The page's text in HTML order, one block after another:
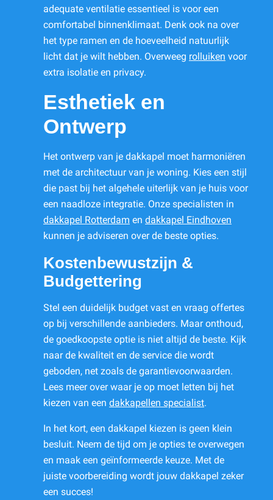
adequate ventilatie essentieel is voor een
comfortabel binnenklimaat. Denk ook na over
het type ramen en de hoeveelheid natuurlijk
licht dat je wilt hebben. Overweeg rolluiken voor
extra isolatie en privacy.
Esthetiek en
Ontwerp
Het ontwerp van je dakkapel moet harmoniëren
met de architectuur van je woning. Kies een stijl
die past bij het algehele uiterlijk van je huis voor
een naadloze integratie. Onze specialisten in
dakkapel Rotterdam en dakkapel Eindhoven
kunnen je adviseren over de beste opties.
Kostenbewustzijn &
Budgettering
Stel een duidelijk budget vast en vraag offertes
op bij verschillende aanbieders. Maar onthoud,
de goedkoopste optie is niet altijd de beste. Kijk
naar de kwaliteit en de service die wordt
geboden, net zoals de garantievoorwaarden.
Lees meer over waar je op moet letten bij het
kiezen van een dakkapellen specialist.
In het kort, een dakkapel kiezen is geen klein
besluit. Neem de tijd om je opties te overwegen
en maak een geïnformeerde keuze. Met de
juiste voorbereiding wordt jouw dakkapel zeker
een succes!